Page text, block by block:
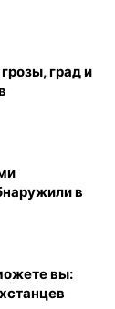
град и
в
вы: